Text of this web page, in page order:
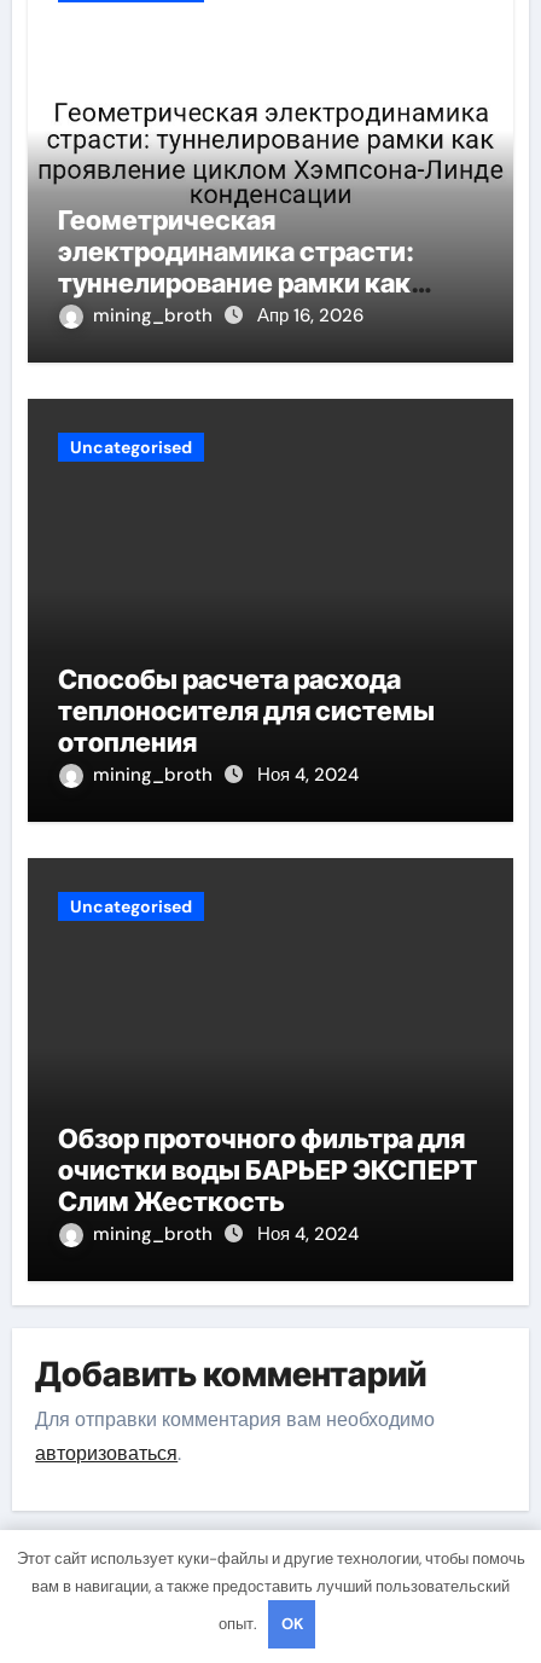
Геометрическая
электродинамика страсти:
туннелирование рамки как
проявление циклом Хэмпсона-
mining_broth Апр 16, 2026
Uncategorised
Способы расчета расхода
теплоносителя для системы
отопления
mining_broth Ноя 4, 2024
Uncategorised
Обзор проточного фильтра для
очистки воды БАРЬЕР ЭКСПЕРТ
Слим Жесткость
mining_broth Ноя 4, 2024
Добавить комментарий
Для отправки комментария вам необходимо
авторизоваться.
Поиск
Этот сайт использует куки-файлы и другие технологии, чтобы помочь
вам в навигации, а также предоставить лучший пользовательский
опыт.
OK